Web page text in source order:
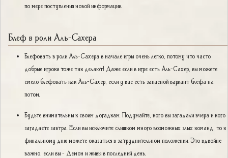
по мере поступления новой информации.
Блеф в роли Аль-Сахера
Блефовать в роли Аль-Сахера в начале игры очень легко, потому что часто
добрые игроки тоже так делают! Даже если в игре есть Аль-Сахер, вы можете
смело блефовать как Аль-Сахер, если у вас есть запасной вариант блефа на
потом.
Будьте внимательны к своим догадкам. Подумайте, кого вы загадали вчера и кого
загадаете завтра. Если вы исключите слишком много возможных злых команд, то к
финальному дню можете оказаться в затруднительном положении. Это вдвойне
важно, если вы - Демон и живы в последний день.